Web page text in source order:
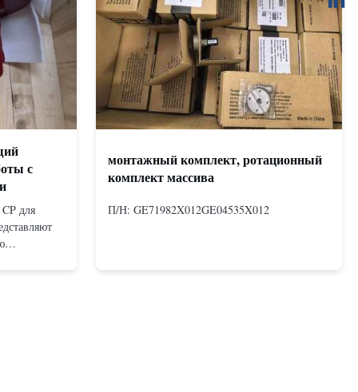
с
для
монтажный комплект, ротационный
комплект массива
П/Н: GE71982X012GE04535X012